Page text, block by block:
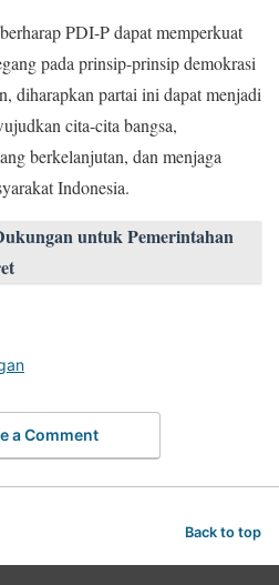
PDI-P dapat memperkuat
pada prinsip-prinsip demokrasi
diharapkan partai ini dapat menjadi
cita-cita bangsa,
berkelanjutan, dan menjaga
Indonesia.
untuk Pemerintahan
a Comment
Back to top